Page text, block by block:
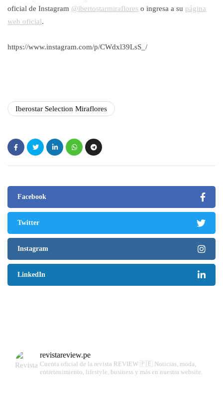
oficial de Instagram @ibertostarmiraflores o ingresa a su página
web oficial.
https://www.instagram.com/p/CWdxl39LsS_/
Iberostar Selection Miraflores
Facebook
Twitter
Instagram
LinkedIn
revistareview.pe
Cuenta oficial de la revista REVIEW 🇵🇪 Noticias, moda,
entretenimiento, lifestyle, business y más en nuestra website.